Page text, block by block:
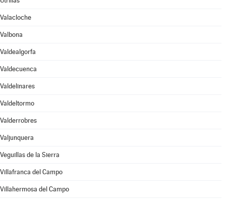
Valacloche
Valbona
Valdealgorfa
Valdecuenca
Valdelinares
Valdeltormo
Valderrobres
Valjunquera
Veguillas de la Sierra
Villafranca del Campo
Villahermosa del Campo